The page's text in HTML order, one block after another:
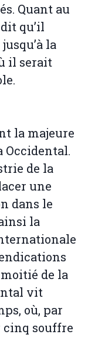
Quant au
qu’il
la
il serait
la majeure
Occidental.
de la
une
dans le
la
de la
vit
où, par
souffre